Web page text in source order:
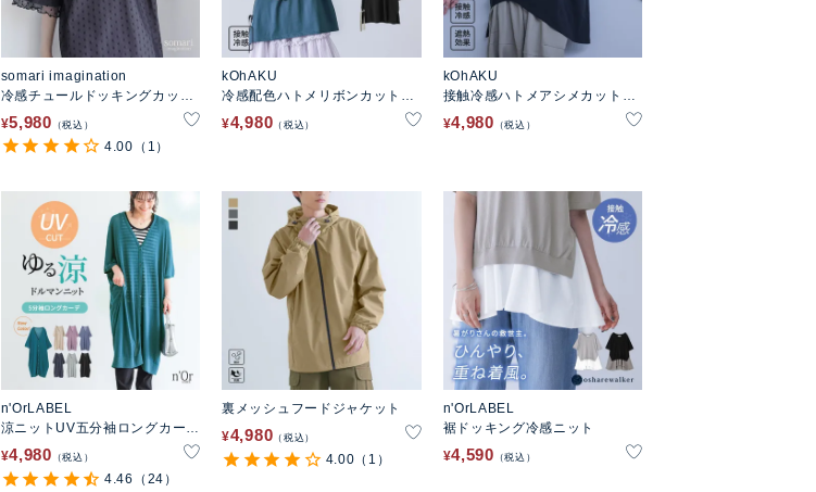
somari imagination
冷感チュールドッキングカット
ソー
¥5,980 税込
4.00 （1）
kOhAKU
冷感配色ハトメリボンカットソ
ー
¥4,980 税込
kOhAKU
接触冷感ハトメアシメカットソ
ー
¥4,980 税込
n'OrLABEL
涼ニットUV五分袖ロングカーデ
ィガン
¥4,980 税込
4.46 （24）
裏メッシュフードジャケット
¥4,980 税込
4.00 （1）
n'OrLABEL
裾ドッキング冷感ニット
¥4,590 税込